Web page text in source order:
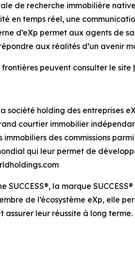
de recherche immobilière
en temps réel, une
d’eXp permet aux agents de
aux réalités d’un avenir
peuvent consulter le site
holding des entreprises
courtier immobilier
des commissions
qui leur permet de
la marque
de l’écosystème eXp, elle
leur réussite à long terme.